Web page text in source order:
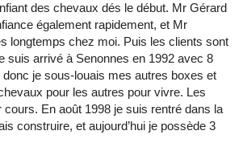
des chevaux dés le début. Mr Gérard
également rapidement, et Mr
longtemps chez moi. Puis les clients sont
suis arrivé à Senonnes en 1992 avec 8
je sous-louais mes autres boxes et
pour les autres pour vivre. Les
En août 1998 je suis rentré dans la
construire, et aujourd’hui je possède 3